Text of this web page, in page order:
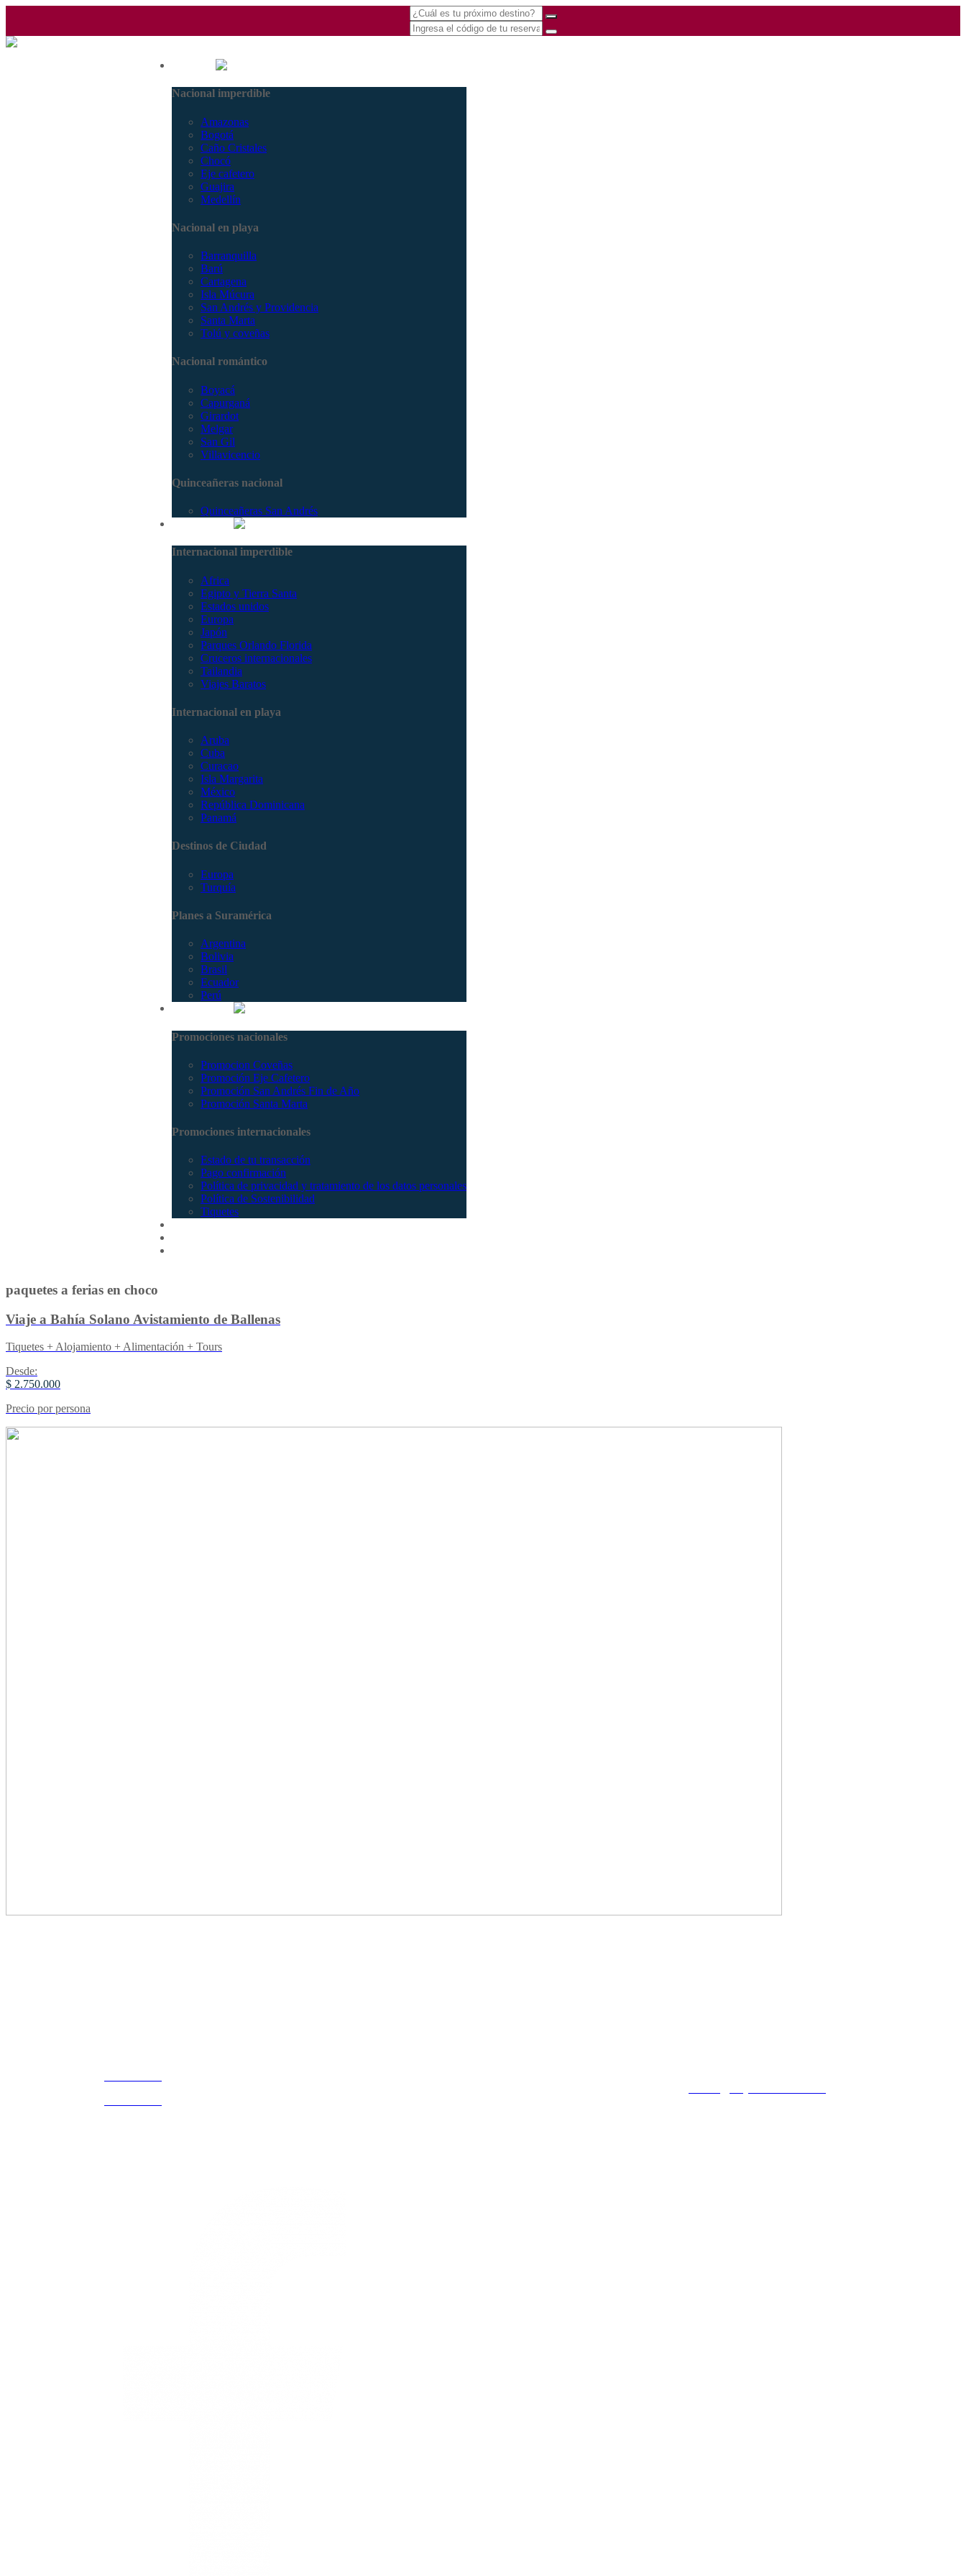
Nacional imperdible
Amazonas
Bogotá
Caño Cristales
Chocó
Eje cafetero
Guajira
Medellín
Nacional en playa
Barranquilla
Barú
Cartagena
Isla Múcura
San Andrés y Providencia
Santa Marta
Tolú y coveñas
Nacional romántico
Boyacá
Capurganá
Girardot
Melgar
San Gil
Villavicencio
Quinceañeras nacional
Quinceañeras San Andrés
Internacional imperdible
Africa
Egipto y Tierra Santa
Estados unidos
Europa
Japón
Parques Orlando Florida
Cruceros internacionales
Tailandia
Viajes Baratos
Internacional en playa
Aruba
Cuba
Curacao
Isla Margarita
México
República Dominicana
Panamá
Destinos de Ciudad
Europa
Turquía
Planes a Suramérica
Argentina
Bolivia
Brasil
Ecuador
Perú
Promociones nacionales
Promocion Coveñas
Promoción Eje Cafetero
Promoción San Andrés Fin de Año
Promoción Santa Marta
Promociones internacionales
Estado de tu transacción
Pago confirmación
Política de privacidad y tratamiento de los datos personales
Política de Sostenibilidad
Tiquetes
paquetes a ferias en choco
Viaje a Bahía Solano Avistamiento de Ballenas
Tiquetes + Alojamiento + Alimentación + Tours
Desde:
$ 2.750.000
Precio por persona